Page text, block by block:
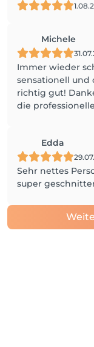
Michele
Immer wieder
sensationell und
richtig gut!
die
Edda
Sehr nettes
super